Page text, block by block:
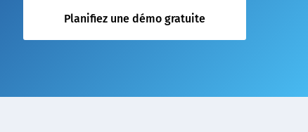
Planifiez une démo gratuite